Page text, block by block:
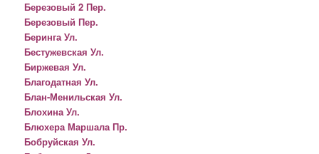
Березовый 2 Пер.
Березовый Пер.
Беринга Ул.
Бестужевская Ул.
Биржевая Ул.
Благодатная Ул.
Блан-Менильская Ул.
Блохина Ул.
Блюхера Маршала Пр.
Бобруйская Ул.